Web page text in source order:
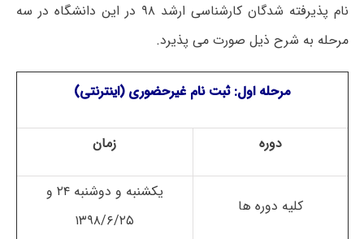
نام پذیرفته شدگان کارشناسی ارشد ۹۸ در این دانشگاه در سه
مرحله به شرح ذیل صورت می پذیرد.
مرحله اول: ثبت نام غیرحضوری (اینترنتی)
دوره زمان
کلیه دوره ها
یکشنبه و دوشنبه ۲۴ و
۱۳۹۸/۶/۲۵